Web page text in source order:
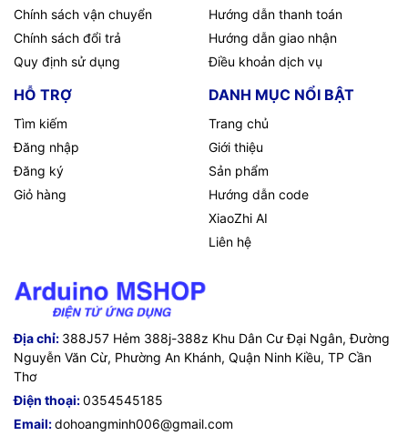
Chính sách vận chuyển
Chính sách đổi trả
Quy định sử dụng
Hướng dẫn thanh toán
Hướng dẫn giao nhận
Điều khoản dịch vụ
HỖ TRỢ
Tìm kiếm
Đăng nhập
Đăng ký
Giỏ hàng
DANH MỤC NỔI BẬT
Trang chủ
Giới thiệu
Sản phẩm
Hướng dẫn code
XiaoZhi AI
Liên hệ
Địa chỉ: 388J57 Hẻm 388j-388z Khu Dân Cư Đại Ngân, Đường
Nguyễn Văn Cừ, Phường An Khánh, Quận Ninh Kiều, TP Cần
Thơ
Điện thoại:0354545185
Email:dohoangminh006@gmail.com